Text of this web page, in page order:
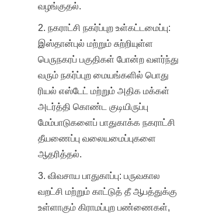
வழங்குதல்.
2. நகராட்சி நகர்ப்புற உள்கட்டமைப்பு:
இஸ்தான்புல் மற்றும் சுற்றியுள்ள
பெருநகரப் பகுதிகள் போன்ற வளர்ந்து
வரும் நகர்ப்புற மையங்களில் பொது
ரியல் எஸ்டேட் மற்றும் அதிக மக்கள்
அடர்த்தி கொண்ட குடியிருப்பு
மேம்பாடுகளைப் பாதுகாக்க நகராட்சி
தீயணைப்பு வலையமைப்புகளை
ஆதரித்தல்.
3. விவசாய பாதுகாப்பு: பருவகால
வறட்சி மற்றும் காட்டுத் தீ ஆபத்துக்கு
உள்ளாகும் கிராமப்புற பண்ணைகள்,